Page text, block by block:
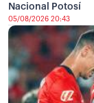
Nacional Potosí
05/08/2026 20:43